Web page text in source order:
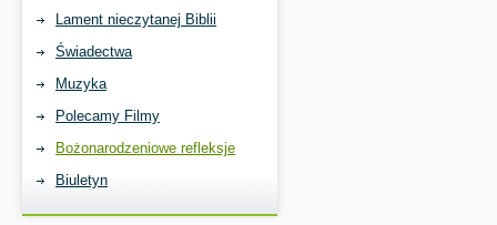
Lament nieczytanej Biblii
Świadectwa
Muzyka
Polecamy Filmy
Bożonarodzeniowe refleksje
Biuletyn